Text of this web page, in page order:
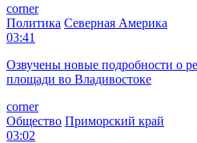
corner
Политика Северная Америка
03:41
Озвучены новые подробности о
площади во Владивостоке
corner
Общество Приморский край
03:02